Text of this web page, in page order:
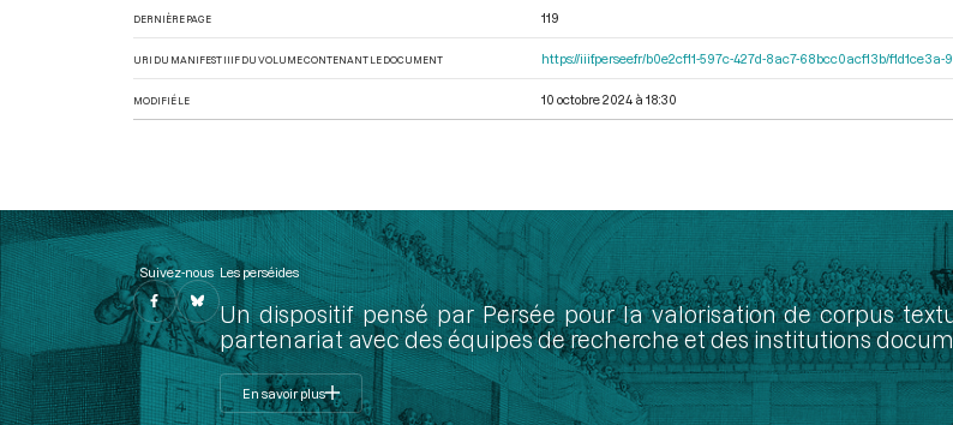
DERNIÈRE PAGE 119
URI DU MANIFEST IIIF DU VOLUME CONTENANT LE DOCUMENT https://iiif.persee.fr/b0e2cf11-597c-427d-8ac7-68bcc0acf13b/
MODIFIÉ LE 10 octobre 2024 à 18:30
Suivez-nous Les perséides
Un dispositif pensé par Persée pour la valorisation de corpus
partenariat avec des équipes de recherche et des institutions
En savoir plus